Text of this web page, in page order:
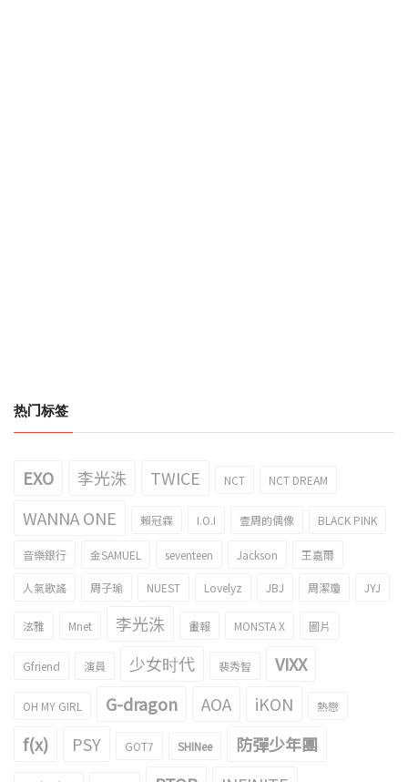
热门标签
EXO 李光洙 TWICE NCT NCT DREAM
WANNA ONE 賴冠霖 I.O.I 壹周的偶像 BLACK PINK
音樂銀行 金SAMUEL seventeen Jackson 王嘉爾
人氣歌謠 周子瑜 NUEST Lovelyz JBJ 周潔瓊 JYJ
泫雅 Mnet 李光洙 畫報 MONSTA X 圖片
Gfriend 演員 少女时代 裴秀智 VIXX
OH MY GIRL G-dragon AOA iKON 熱戀
f(x) PSY GOT7 SHINee 防彈少年團